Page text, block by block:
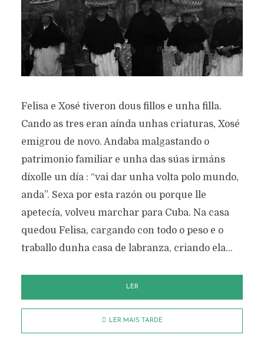
Felisa e Xosé tiveron dous fillos e unha filla.
Cando as tres eran aínda unhas criaturas, Xosé
emigrou de novo. Andaba malgastando o
patrimonio familiar e unha das súas irmáns
díxolle un día : “vai dar unha volta polo mundo,
anda”. Sexa por esta razón ou porque lle
apetecía, volveu marchar para Cuba. Na casa
quedou Felisa, cargando con todo o peso e o
traballo dunha casa de labranza, criando ela...
LER
LER MAIS TARDE